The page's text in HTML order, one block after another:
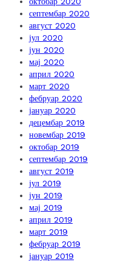
септембар 2020
август 2020
јул 2020
јун 2020
мај 2020
април 2020
март 2020
фебруар 2020
јануар 2020
децембар 2019
новембар 2019
октобар 2019
септембар 2019
август 2019
јул 2019
јун 2019
мај 2019
април 2019
март 2019
фебруар 2019
јануар 2019